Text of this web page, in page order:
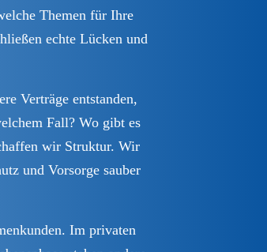
Themen für Ihre
echte Lücken und
Verträge entstanden,
Fall? Wo gibt es
wir Struktur. Wir
und Vorsorge sauber
Im privaten